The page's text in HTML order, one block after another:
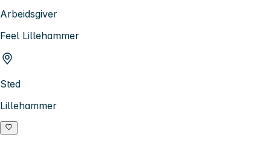
Arbeidsgiver
Feel Lillehammer
Sted
Lillehammer